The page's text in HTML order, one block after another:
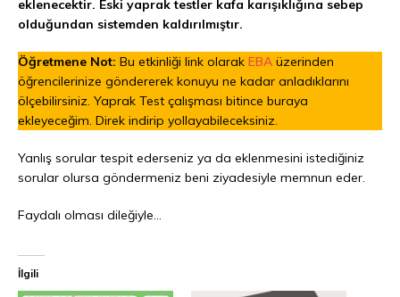
eklenecektir. Eski yaprak testler kafa karışıklığına sebep
olduğundan sistemden kaldırılmıştır.
Öğretmene Not: Bu etkinliği link olarak EBA üzerinden
öğrencilerinize göndererek konuyu ne kadar anladıklarını
ölçebilirsiniz. Yaprak Test çalışması bitince buraya
ekleyeceğim. Direk indirip yollayabileceksiniz.
Yanlış sorular tespit ederseniz ya da eklenmesini istediğiniz
sorular olursa göndermeniz beni ziyadesiyle memnun eder.
Faydalı olması dileğiyle…
İlgili